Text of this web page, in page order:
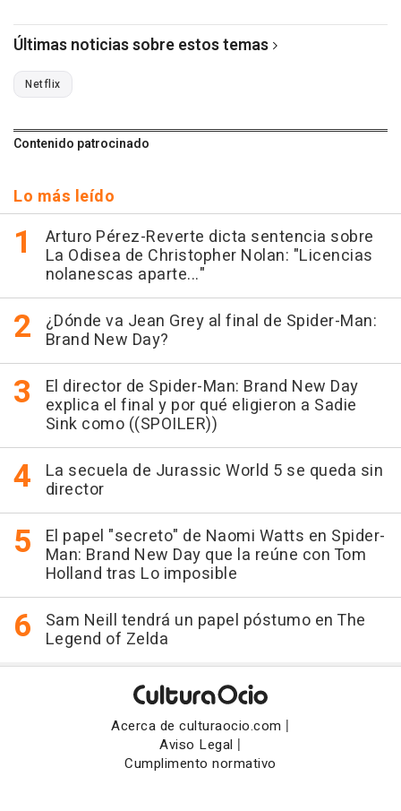
Últimas noticias sobre estos temas
Netflix
Contenido patrocinado
Lo más leído
Arturo Pérez-Reverte dicta sentencia sobre
La Odisea de Christopher Nolan: "Licencias
nolanescas aparte..."
¿Dónde va Jean Grey al final de Spider-Man:
Brand New Day?
El director de Spider-Man: Brand New Day
explica el final y por qué eligieron a Sadie
Sink como ((SPOILER))
La secuela de Jurassic World 5 se queda sin
director
El papel "secreto" de Naomi Watts en Spider-
Man: Brand New Day que la reúne con Tom
Holland tras Lo imposible
Sam Neill tendrá un papel póstumo en The
Legend of Zelda
Acerca de culturaocio.com |
Aviso Legal |
Cumplimento normativo